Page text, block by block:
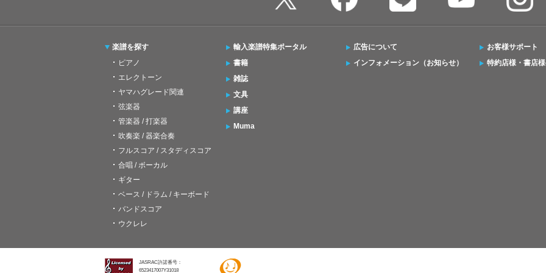
楽譜を探す
ピアノ
エレクトーン
ヤマハグレード関連
弦楽器
管楽器 / 打楽器
吹奏楽 / 器楽合奏
フルスコア / スタディスコア
合唱 / ボーカル
ギター
ベース / ドラム / キーボード
バンドスコア
ウクレレ
輸入楽譜特集ポータル
書籍
雑誌
文具
講座
Muma
広告について
インフォメーション（お知らせ）
お客様サポート
特約店様・書店
JASRAC許諾番号：
6523417007Y31018